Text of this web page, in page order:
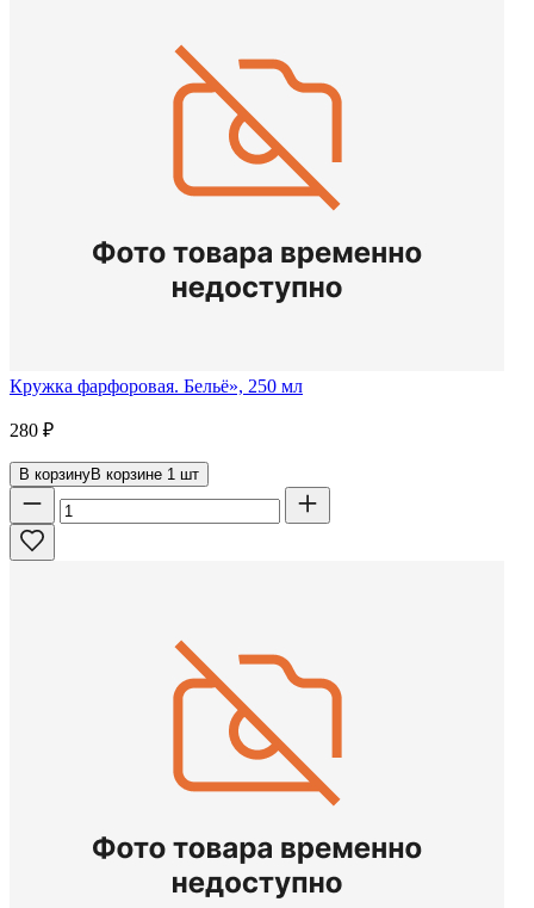
Кружка фарфоровая. Бельё», 250 мл
280 ₽
В корзинуВ корзине 1 шт